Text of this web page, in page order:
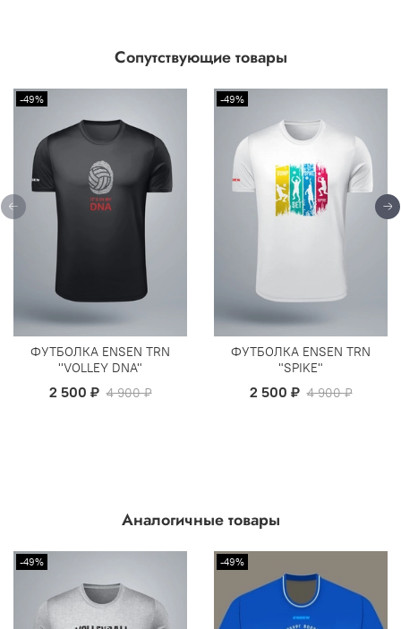
Сопутствующие товары
-49%
ФУТБОЛКА ENSEN TRN
''VOLLEY DNA"
2 500 ₽ 4 900 ₽
-49%
ФУТБОЛКА ENSEN TRN
"SPIKE"
2 500 ₽ 4 900 ₽
Аналогичные товары
-49% -49%